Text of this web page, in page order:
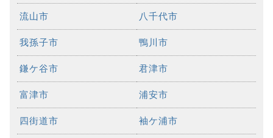
流山市 八千代市
我孫子市 鴨川市
鎌ケ谷市 君津市
富津市 浦安市
四街道市 袖ケ浦市